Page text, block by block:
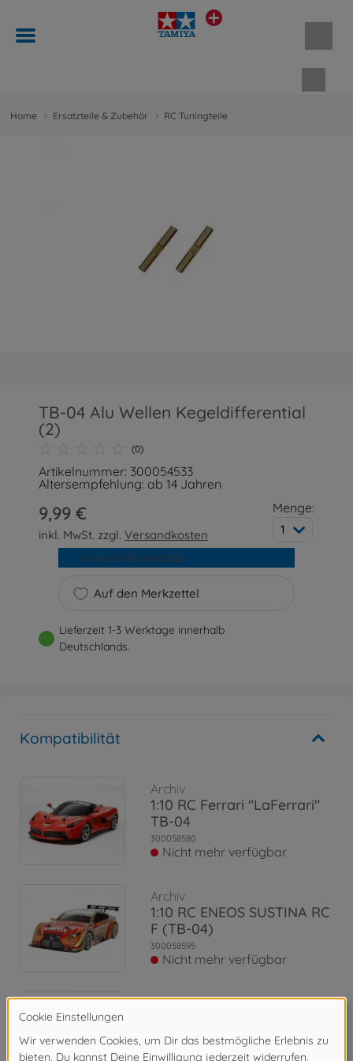
Home Ersatzteile & Zubehör RC Tuningteile
TB-04 Alu Wellen Kegeldifferential
(2)
(0)
Artikelnummer: 300054533
Altersempfehlung: ab 14 Jahren
9,99 €
inkl. MwSt. zzgl.Versandkosten
Menge:
1
Auf den Merkzettel
In den Warenkorb
Lieferzeit 1-3 Werktage innerhalb
Deutschlands.
Kompatibilität
Archiv
1:10 RC Ferrari "LaFerrari"
TB-04
300058580
Nicht mehr verfügbar
Archiv
1:10 RC ENEOS SUSTINA RC
F (TB-04)
300058595
Nicht mehr verfügbar
Archiv
Concept-GT (TB-04)
300058598